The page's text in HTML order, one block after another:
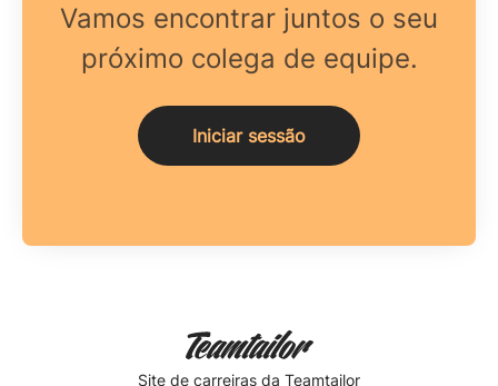
Vamos encontrar juntos o seu
próximo colega de equipe.
Iniciar sessão
Site de carreiras da Teamtailor